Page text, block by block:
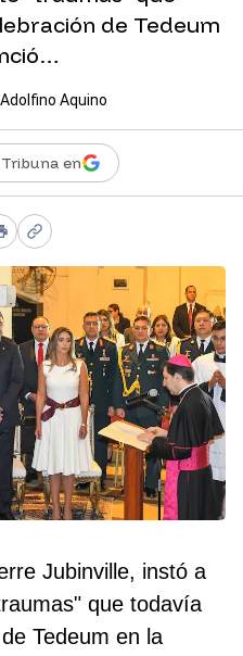
de Tedeum
Adolfino Aquino
en
Copy link
Jubinville, instó a
que todavía
Tedeum en la